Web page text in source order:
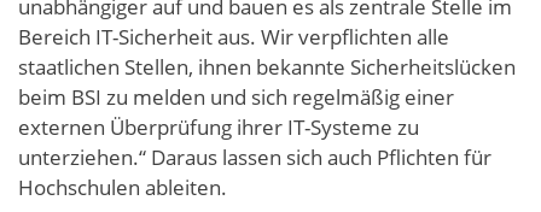
unabhängiger auf und bauen es als zentrale Stelle im
Bereich IT-Sicherheit aus. Wir verpflichten alle
staatlichen Stellen, ihnen bekannte Sicherheitslücken
beim BSI zu melden und sich regelmäßig einer
externen Überprüfung ihrer IT-Systeme zu
unterziehen.“ Daraus lassen sich auch Pflichten für
Hochschulen ableiten.